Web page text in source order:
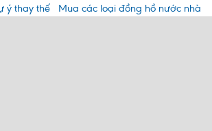
ý thay thế
Mua các loại đồng hồ nước nhà